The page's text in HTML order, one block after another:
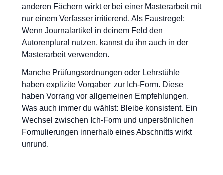
anderen Fächern wirkt er bei einer Masterarbeit mit
nur einem Verfasser irritierend. Als Faustregel:
Wenn Journalartikel in deinem Feld den
Autorenplural nutzen, kannst du ihn auch in der
Masterarbeit verwenden.
Manche Prüfungsordnungen oder Lehrstühle
haben explizite Vorgaben zur Ich-Form. Diese
haben Vorrang vor allgemeinen Empfehlungen.
Was auch immer du wählst: Bleibe konsistent. Ein
Wechsel zwischen Ich-Form und unpersönlichen
Formulierungen innerhalb eines Abschnitts wirkt
unrund.